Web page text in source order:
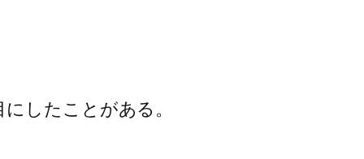
したことがある。